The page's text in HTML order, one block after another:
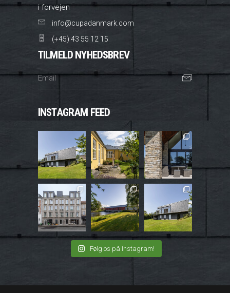
i forvejen
info@cupadanmark.com
(+45) 43 55 12 15
TILMELD NYHEDSBREV
INSTAGRAM FEED
Følg os på Instagram!